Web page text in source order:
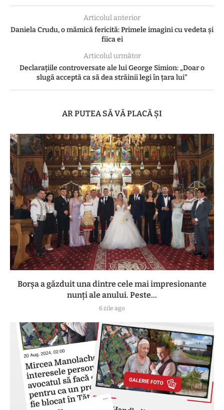
Articolul anterior
Daniela Crudu, o mămică fericită: Primele imagini cu vedeta și
fiica ei
Articolul următor
Declarațiile controversate ale lui George Simion: „Doar o
slugă acceptă ca să dea străinii legi în țara lui”
AR PUTEA SĂ VĂ PLACĂ ȘI
Borșa a găzduit una dintre cele mai impresionante
nunți ale anului. Peste...
6 zile ago